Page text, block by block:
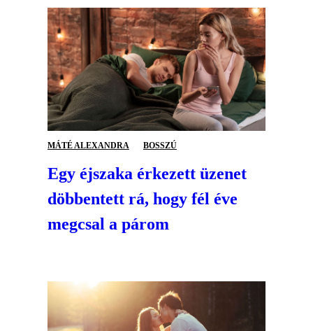
MÁTÉ ALEXANDRA BOSSZÚ
Egy éjszaka érkezett üzenet
döbbentett rá, hogy fél éve
megcsal a párom